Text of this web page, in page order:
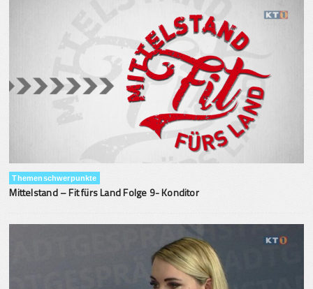
Themenschwerpunkte
Mittelstand – Fit fürs Land Folge 9- Konditor